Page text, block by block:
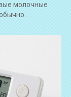
молочные